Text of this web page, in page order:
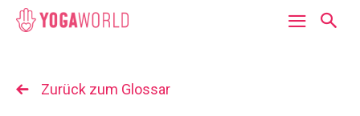
Zurück zum Glossar